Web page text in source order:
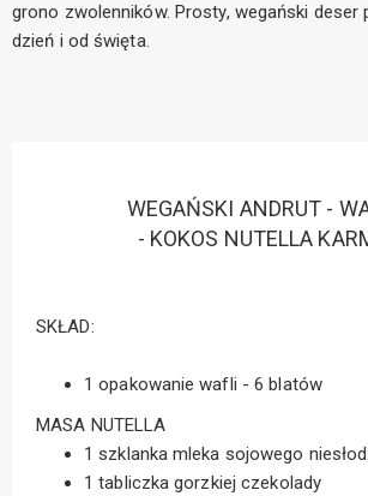
grono zwolenników. Prosty, wegański deser
dzień i od święta.
WEGAŃSKI ANDRUT -
- KOKOS NUTELLA
SKŁAD:
1 opakowanie wafli - 6 blatów
MASA NUTELLA
1 szklanka mleka sojowego
1 tabliczka gorzkiej czekolady